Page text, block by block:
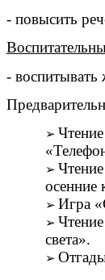
- повысить
- воспитывать
осенние
Игра
света».